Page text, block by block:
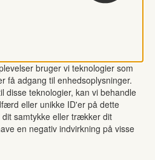
bruger vi teknologier som
få adgang til enhedsoplysninger.
disse teknologier, kan vi behandle
eller unikke ID'er på dette
samtykke eller trækker dit
en negativ indvirkning på visse